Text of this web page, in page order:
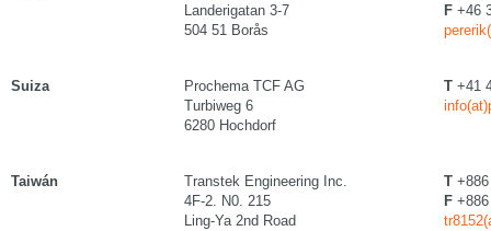
Landerigatan 3-7
504 51 Borås
F +46
Suiza
Prochema TCF AG
Turbiweg 6
6280 Hochdorf
T +41
Taiwán
Transtek Engineering Inc.
4F-2. N0. 215
Ling-Ya 2nd Road
T
F